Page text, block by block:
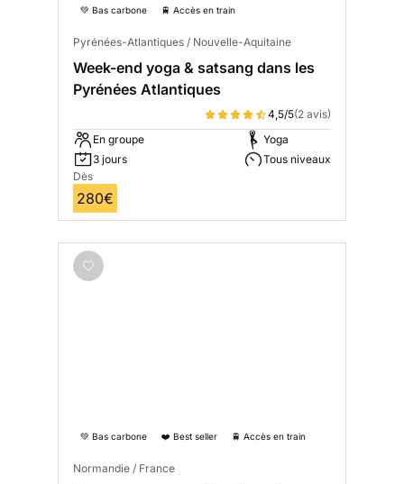
💚 Bas carbone 🚆 Accès en train
Pyrénées-Atlantiques / Nouvelle-Aquitaine
Week-end yoga & satsang dans les
Pyrénées Atlantiques
4,5/5(2 avis)
En groupe
3 jours
Yoga
Tous niveaux
Dès
280€
💚 Bas carbone ❤️ Best seller 🚆 Accès en train
Normandie / France